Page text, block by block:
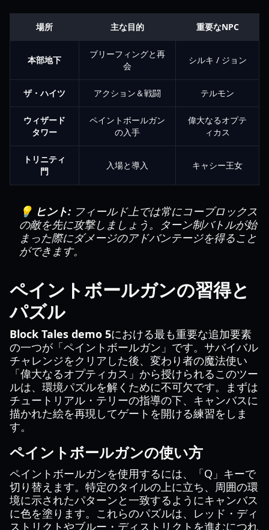
場所 主な目的 重要なNPC
本部地下
ブリーフィングと再
会
シルキ / ジョン
ザ・ハイツ アクション＆戦闘 テルモン
ウィザード
タワー
ペイントボールガン
の入手
偉大なるオプテ
ィカス
トリニティ
門
入場と導入 キャシー王女
💡 ヒント: フィールド上では常にコーブロックス
の敵を先に攻撃しましょう。ターン制バトルが始
まった際にダメージのアドバンテージを得ること
ができます。
ペイントボールガンの習得と
パズル
Block Tales demo 5における最も重要な追加要素
の一つが「ペイントボールガン」です。サバイバル
チャレンジをクリアした後、変わり者の魔法使い
「偉大なるオプティカス」から授けられるこのツー
ルは、環境パズルを解くために不可欠です。まずは
チュートリアル・テリーの指導の下、キャンバスに
描かれた絵を再現してゲートを開ける練習をしま
す。
ペイントボールガンの使い方
ペイントボールガンを使用するには、「Q」キーで
切り替えます。特定のタイルの上に立ち、周囲の環
境に示されたパターンと一致するようにキャンバス
に色を塗ります。これらのパズルは、レッド・ディ
ストリクトやブルー・ディストリクトを進むにつれ